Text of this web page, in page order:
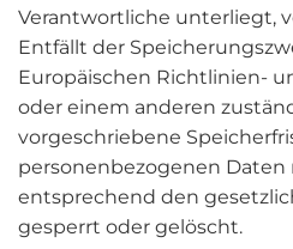
Verantwortliche unterliegt,
Entfällt der
Europäischen Richtlinien-
oder einem anderen
vorgeschriebene
personenbezogenen
entsprechend den
gesperrt oder gelöscht.